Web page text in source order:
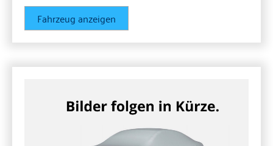
Fahrzeug anzeigen